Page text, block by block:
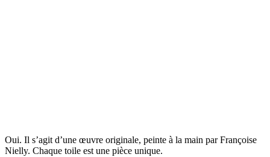
Oui. Il s’agit d’une œuvre originale, peinte à la main par Françoise
Nielly. Chaque toile est une pièce unique.